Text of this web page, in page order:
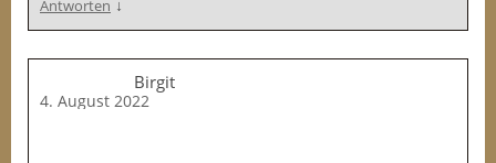
Antworten ↓
Birgit
4. August 2022